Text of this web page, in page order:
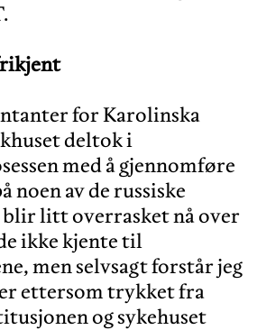
for Karolinska
deltok i
med å gjennomføre
noen av de russiske
blir litt overrasket nå over
ikke kjente til
men selvsagt forstår jeg
ettersom trykket fra
og sykehuset